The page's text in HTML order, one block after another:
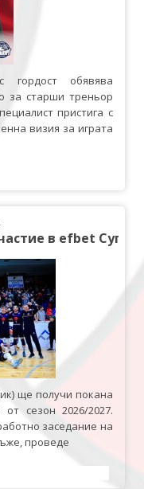
гордост обявява
за старши треньор
пристига с
визия за играта
в efbet Супер
ще получи покана
сезон 2026/2027.
заседание на
проведе